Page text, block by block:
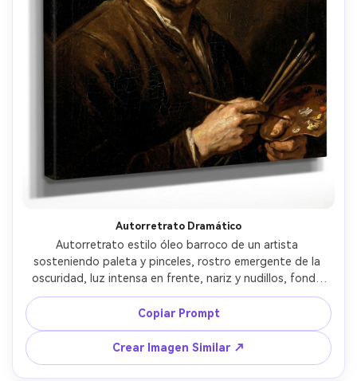
Autorretrato Dramático
Autorretrato estilo óleo barroco de un artista
sosteniendo paleta y pinceles, rostro emergente de la
oscuridad, luz intensa en frente, nariz y nudillos, fondo
negro tinta, pincelada suelta y expresiva, ocres y sombras
cálidas, mirada intensa y segura, textura de óleo sobre
lienzo, realismo digno de museo, lente 85mm, poca
profundidad de campo --ar 4:5
Copiar Prompt
Crear Imagen Similar ↗